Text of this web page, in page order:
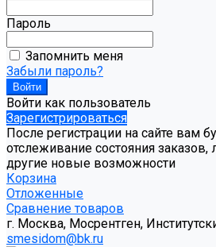
Пароль
Запомнить меня
Забыли пароль?
Войти как пользователь
Зарегистрироваться
После регистрации на сайте вам
отслеживание состояния заказов,
другие новые возможности
Корзина
Отложенные
Сравнение товаров
г. Москва, Мосрентген,
smesidom@bk.ru